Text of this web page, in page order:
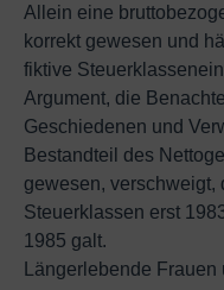
Allein eine
korrekt gewesen und
fiktive
Argument, die
Geschiedenen und
Bestandteil des
gewesen, verschweigt,
Steuerklassen erst
1985 galt.
Längerlebende